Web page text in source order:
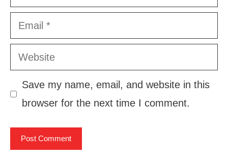
Email
Website
Save my name, email, and website in this
browser for the next time I comment.